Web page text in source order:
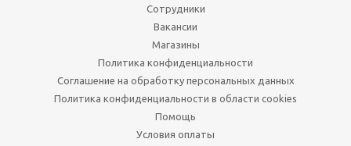
Сотрудники
Вакансии
Магазины
Политика конфиденциальности
Соглашение на обработку персональных данных
Политика конфиденциальности в области cookies
Помощь
Условия оплаты